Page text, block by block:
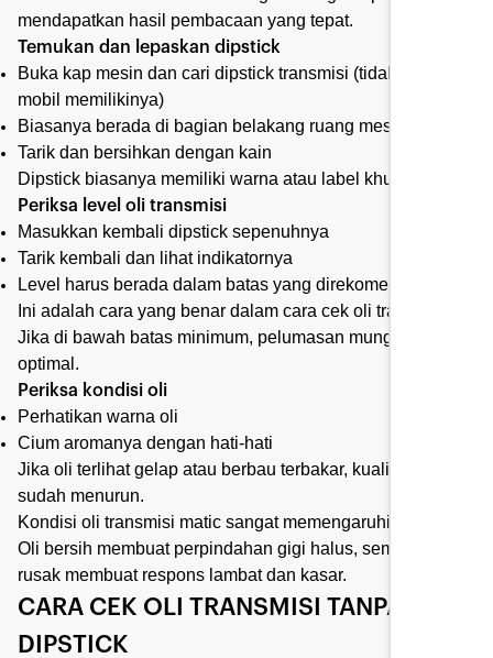
mendapatkan hasil pembacaan yang tepat.
Temukan dan lepaskan dipstick
Buka kap mesin dan cari dipstick transmisi (tidak semua
mobil memilikinya)
Biasanya berada di bagian belakang ruang mesin
Tarik dan bersihkan dengan kain
Dipstick biasanya memiliki warna atau label khusus.
Periksa level oli transmisi
Masukkan kembali dipstick sepenuhnya
Tarik kembali dan lihat indikatornya
Level harus berada dalam batas yang direkomendasikan
Ini adalah cara yang benar dalam cara cek oli transmisi.
Jika di bawah batas minimum, pelumasan mungkin tidak
optimal.
Periksa kondisi oli
Perhatikan warna oli
Cium aromanya dengan hati-hati
Jika oli terlihat gelap atau berbau terbakar, kualitasnya
sudah menurun.
Kondisi oli transmisi matic sangat memengaruhi performa.
Oli bersih membuat perpindahan gigi halus, sementara oli
rusak membuat respons lambat dan kasar.
CARA CEK OLI TRANSMISI TANPA
DIPSTICK